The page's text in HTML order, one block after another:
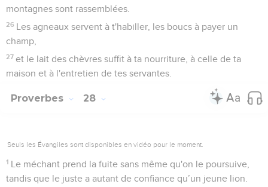
montagnes sont rassemblées.
26 Les agneaux servent à t'habiller, les boucs à payer un
champ,
27 et le lait des chèvres suffit à ta nourriture, à celle de ta
maison et à l'entretien de tes servantes.
Proverbes 28
Seuls les Évangiles sont disponibles en vidéo pour le moment.
1 Le méchant prend la fuite sans même qu'on le poursuive,
tandis que le juste a autant de confiance qu’un jeune lion.